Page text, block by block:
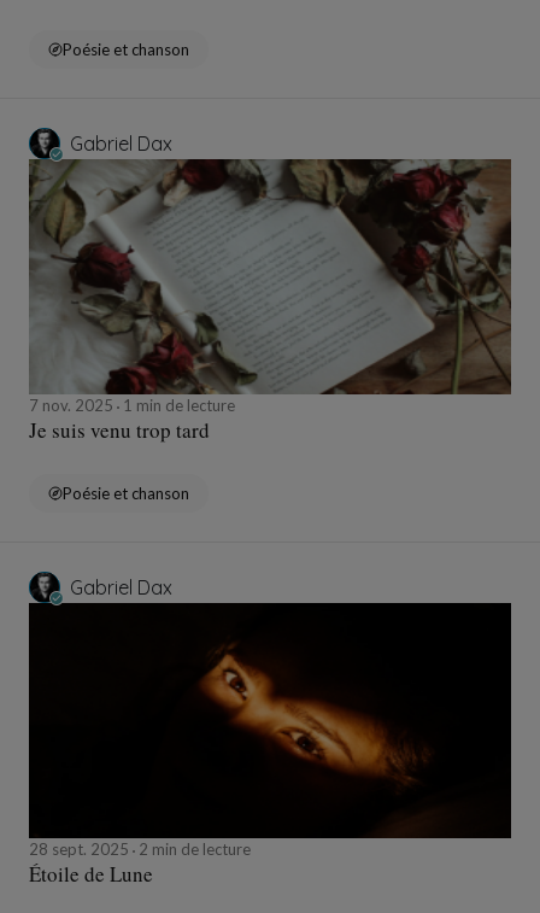
Poésie et chanson
Gabriel Dax
7 nov. 2025 1 min de lecture
Je suis venu trop tard
Poésie et chanson
Gabriel Dax
28 sept. 2025 2 min de lecture
Étoile de Lune